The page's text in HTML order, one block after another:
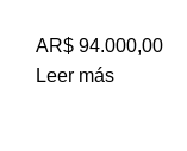
AR$ 94.000,00
Leer más